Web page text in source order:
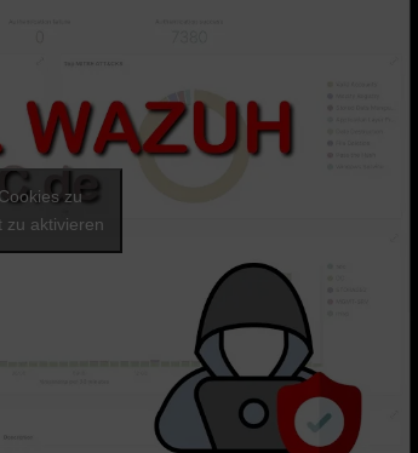
zu
zu aktivieren